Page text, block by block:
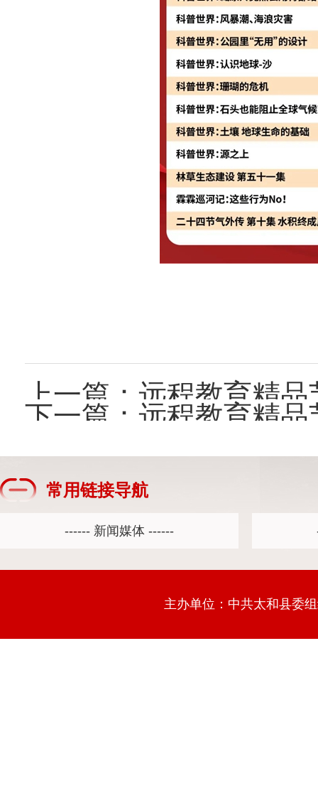
上一篇： 远程教育精
下一篇： 远程教育精
常用链接导航
主办单位：中共太和县委